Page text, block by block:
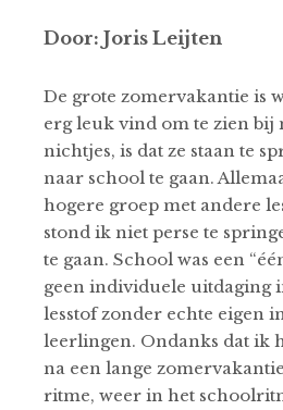
Door: Joris Leijten
De grote zomervakantie is
erg leuk vind om te zien bij
nichtjes, is dat ze staan ​​te
naar school te gaan.
hogere groep met andere
stond ik niet perse te
te gaan. School was een
geen individuele uitdaging
lesstof zonder echte eigen
leerlingen. Ondanks dat ik
na een lange
ritme, weer in het